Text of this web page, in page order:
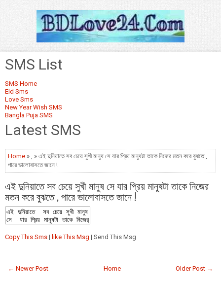
SMS List
SMS Home
Eid Sms
Love Sms
New Year Wish SMS
Bangla Puja SMS
Latest SMS
Home » , » এই দুনিয়াতে সব চেয়ে সুখী মানুষ সে যার প্রিয় মানুষটা তাকে নিজের মতন করে বুঝতে ,
পারে ভালোবাসতে জানে !
এই দুনিয়াতে সব চেয়ে সুখী মানুষ সে যার প্রিয় মানুষটা তাকে নিজের
মতন করে বুঝতে , পারে ভালোবাসতে জানে !
Copy This Sms | like This Msg | Send This Msg
← Newer Post Older Post →
Home